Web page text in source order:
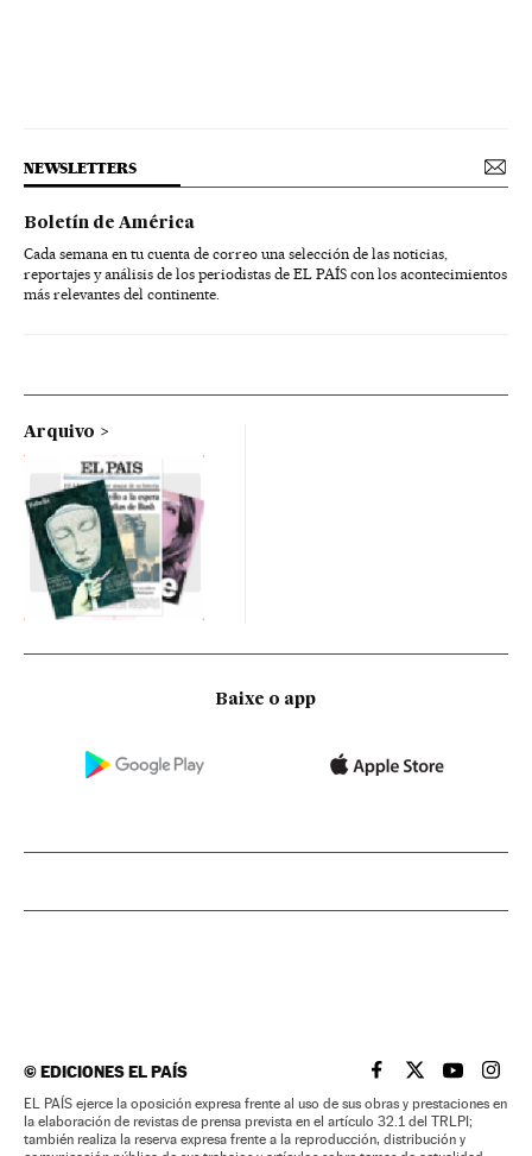
NEWSLETTERS
Boletín de América
Cada semana en tu cuenta de correo una selección de las noticias,
reportajes y análisis de los periodistas de EL PAÍS con los acontecimientos
más relevantes del continente.
Arquivo
Baixe o app
©EDICIONES EL PAÍS EL PAÍS BRASIL EN
EL PAÍSEL PAÍS
EL
EL PAÍS ejerce la oposición expresa frente al uso de sus obras y prestaciones en
la elaboración de revistas de prensa prevista en el artículo 32.1 del TRLPI;
también realiza la reserva expresa frente a la reproducción, distribución y